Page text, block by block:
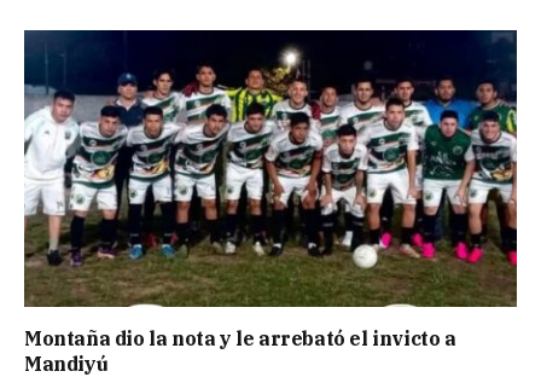
Montaña dio la nota y le arrebató el invicto a
Mandiyú